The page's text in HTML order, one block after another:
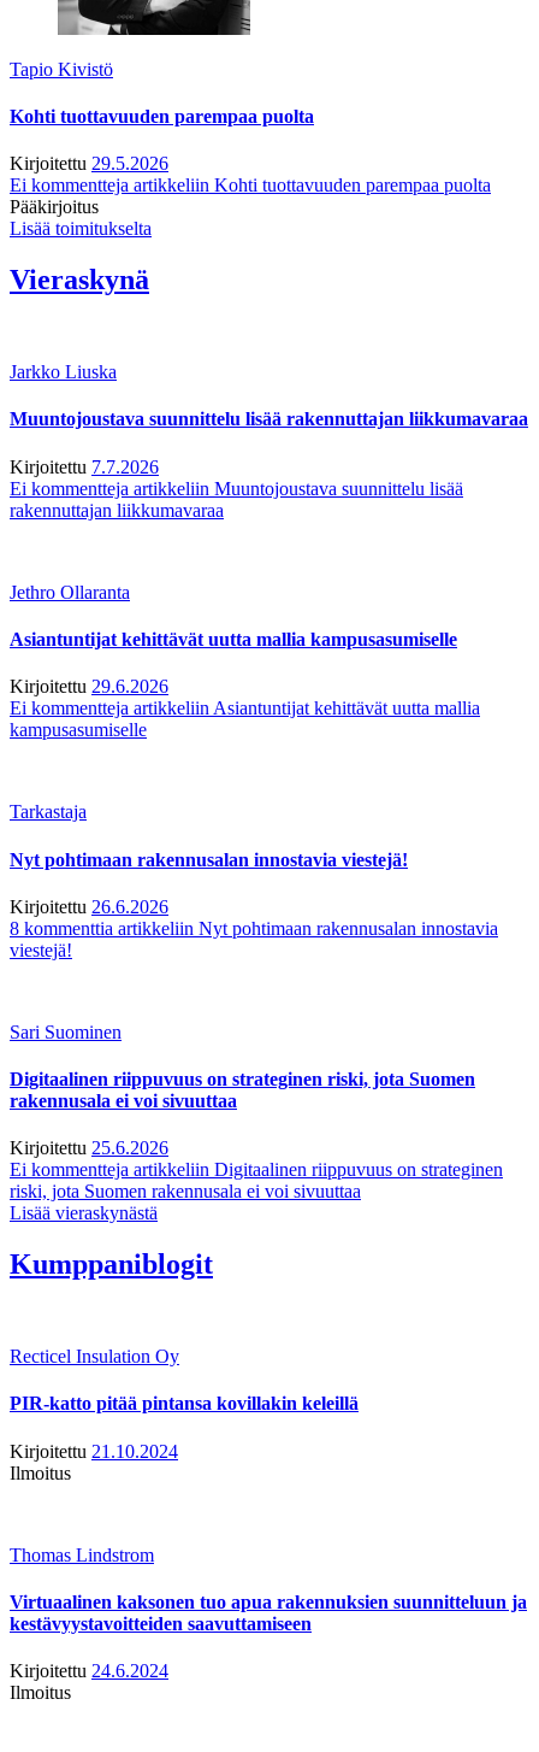
Tapio Kivistö
Kohti tuottavuuden parempaa puolta
Kirjoitettu 29.5.2026
Ei kommentteja artikkeliin Kohti tuottavuuden parempaa puolta
Pääkirjoitus
Lisää toimitukselta
Vieraskynä
Jarkko Liuska
Muuntojoustava suunnittelu lisää rakennuttajan liikkumavaraa
Kirjoitettu 7.7.2026
Ei kommentteja artikkeliin Muuntojoustava suunnittelu lisää
rakennuttajan liikkumavaraa
Jethro Ollaranta
Asiantuntijat kehittävät uutta mallia kampusasumiselle
Kirjoitettu 29.6.2026
Ei kommentteja artikkeliin Asiantuntijat kehittävät uutta mallia
kampusasumiselle
Tarkastaja
Nyt pohtimaan rakennusalan innostavia viestejä!
Kirjoitettu 26.6.2026
8 kommenttia artikkeliin Nyt pohtimaan rakennusalan innostavia
viestejä!
Sari Suominen
Digitaalinen riippuvuus on strateginen riski, jota Suomen
rakennusala ei voi sivuuttaa
Kirjoitettu 25.6.2026
Ei kommentteja artikkeliin Digitaalinen riippuvuus on strateginen
riski, jota Suomen rakennusala ei voi sivuuttaa
Lisää vieraskynästä
Kumppaniblogit
Recticel Insulation Oy
PIR-katto pitää pintansa kovillakin keleillä
Kirjoitettu 21.10.2024
Ilmoitus
Thomas Lindstrom
Virtuaalinen kaksonen tuo apua rakennuksien suunnitteluun ja
kestävyystavoitteiden saavuttamiseen
Kirjoitettu 24.6.2024
Ilmoitus